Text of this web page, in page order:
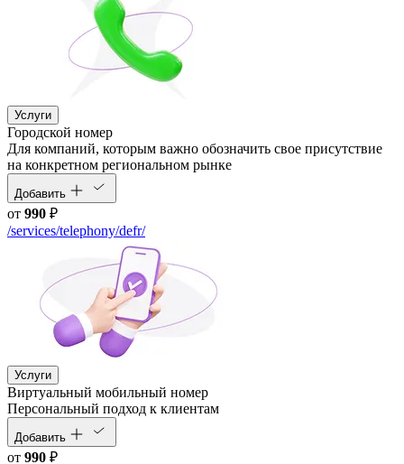
Услуги
Городской номер
Для компаний, которым важно обозначить свое присутствие
на конкретном региональном рынке
Добавить
от 990 ₽
/services/telephony/defr/
Услуги
Виртуальный мобильный номер
Персональный подход к клиентам
Добавить
от 990 ₽